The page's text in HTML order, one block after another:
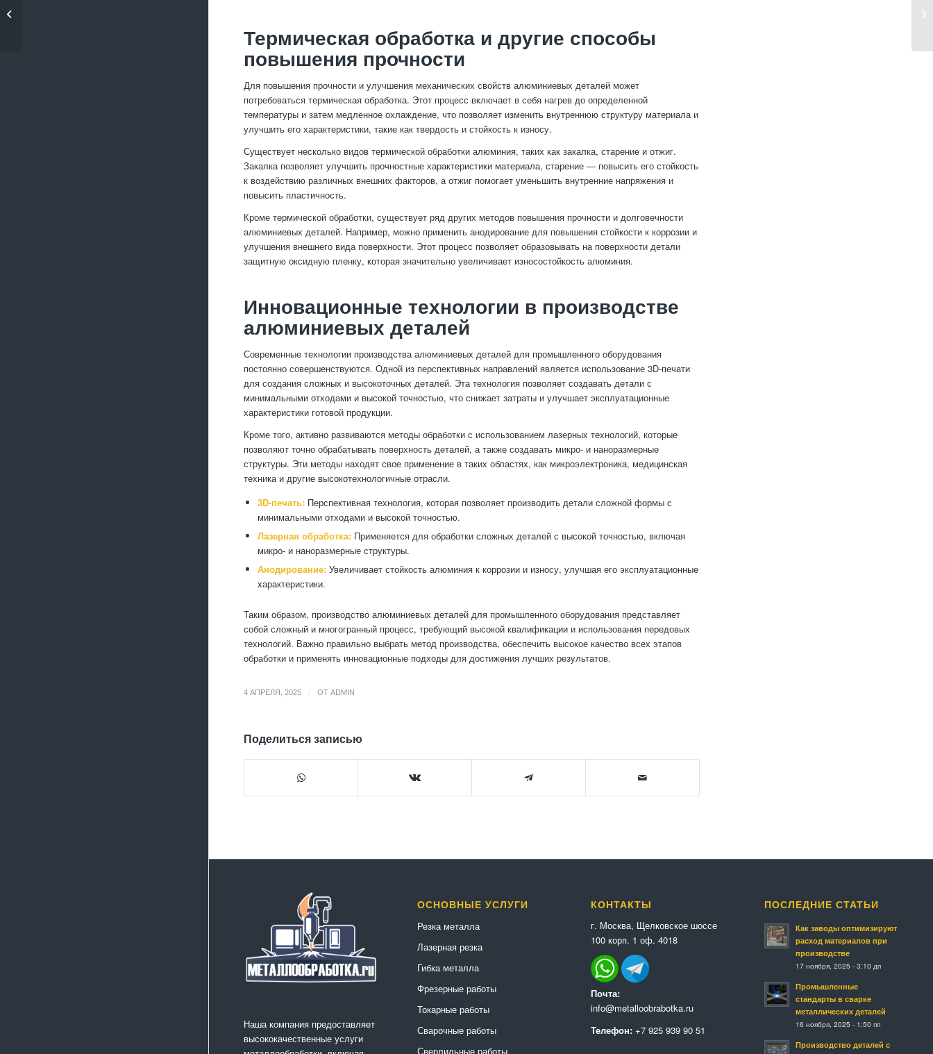
Термическая обработка и другие способы
повышения прочности
Для повышения прочности и улучшения механических свойств алюминиевых деталей может
потребоваться термическая обработка. Этот процесс включает в себя нагрев до определенной
температуры и затем медленное охлаждение, что позволяет изменить внутреннюю структуру материала и
улучшить его характеристики, такие как твердость и стойкость к износу.
Существует несколько видов термической обработки алюминия, таких как закалка, старение и отжиг.
Закалка позволяет улучшить прочностные характеристики материала, старение — повысить его стойкость
к воздействию различных внешних факторов, а отжиг помогает уменьшить внутренние напряжения и
повысить пластичность.
Кроме термической обработки, существует ряд других методов повышения прочности и долговечности
алюминиевых деталей. Например, можно применить анодирование для повышения стойкости к коррозии и
улучшения внешнего вида поверхности. Этот процесс позволяет образовывать на поверхности детали
защитную оксидную пленку, которая значительно увеличивает износостойкость алюминия.
Инновационные технологии в производстве
алюминиевых деталей
Современные технологии производства алюминиевых деталей для промышленного оборудования
постоянно совершенствуются. Одной из перспективных направлений является использование 3D-печати
для создания сложных и высокоточных деталей. Эта технология позволяет создавать детали с
минимальными отходами и высокой точностью, что снижает затраты и улучшает эксплуатационные
характеристики готовой продукции.
Кроме того, активно развиваются методы обработки с использованием лазерных технологий, которые
позволяют точно обрабатывать поверхность деталей, а также создавать микро- и наноразмерные
структуры. Эти методы находят свое применение в таких областях, как микроэлектроника, медицинская
техника и другие высокотехнологичные отрасли.
3D-печать: Перспективная технология, которая позволяет производить детали сложной формы с
минимальными отходами и высокой точностью.
Лазерная обработка: Применяется для обработки сложных деталей с высокой точностью, включая
микро- и наноразмерные структуры.
Анодирование: Увеличивает стойкость алюминия к коррозии и износу, улучшая его эксплуатационные
характеристики.
Таким образом, производство алюминиевых деталей для промышленного оборудования представляет
собой сложный и многогранный процесс, требующий высокой квалификации и использования передовых
технологий. Важно правильно выбрать метод производства, обеспечить высокое качество всех этапов
обработки и применять инновационные подходы для достижения лучших результатов.
4 АПРЕЛЯ, 2025 ОТ ADMIN
Поделиться записью
Наша компания предоставляет
высококачественные услуги
ОСНОВНЫЕ УСЛУГИ
Резка металла
Лазерная резка
Гибка металла
Фрезерные работы
Токарные работы
Сварочные работы
Сверлильные работы
КОНТАКТЫ
г. Москва, Щелковское шоссе
100 корп. 1 оф. 4018
Почта:
info@metalloobrabotka.ru
Телефон: +7 925 939 90 51
ПОСЛЕДНИЕ СТАТЬИ
Как заводы оптимизируют
расход материалов при
производстве
17 ноября, 2025 - 3:10 дп
Промышленные
стандарты в сварке
металлических деталей
16 ноября, 2025 - 1:50 пп
Производство деталей с